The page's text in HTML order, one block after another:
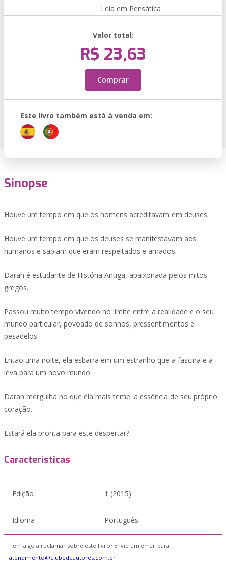
Leia em Pensática
Valor total:
R$ 23,63
Comprar
Este livro também está à venda em:
Sinopse
Houve um tempo em que os homens acreditavam em deuses.
Houve um tempo em que os deuses se manifestavam aos
humanos e sabiam que eram respeitados e amados.
Darah é estudante de História Antiga, apaixonada pelos mitos
gregos.
Passou muito tempo vivendo no limite entre a realidade e o seu
mundo particular, povoado de sonhos, pressentimentos e
pesadelos.
Então uma noite, ela esbarra em um estranho que a fascina e a
leva para um novo mundo.
Darah mergulha no que ela mais teme: a essência de seu próprio
coração.
Estará ela pronta para este despertar?
Características
Edição 1 (2015)
Idioma Português
Tem algo a reclamar sobre este livro? Envie um email para
atendimento@clubedeautores.com.br